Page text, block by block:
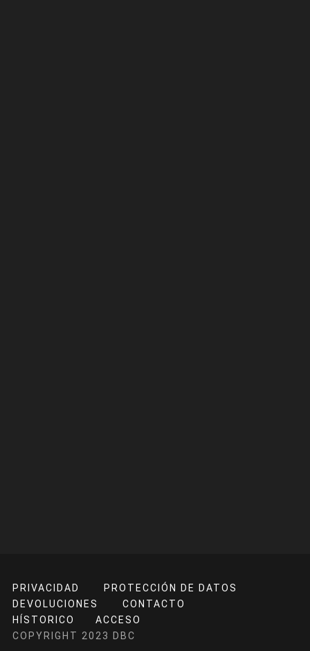
PRIVACIDAD
PROTECCIÓN DE DATOS
DEVOLUCIONES
CONTACTO
HÍSTORICO
ACCESO
COPYRIGHT 2023 DBC